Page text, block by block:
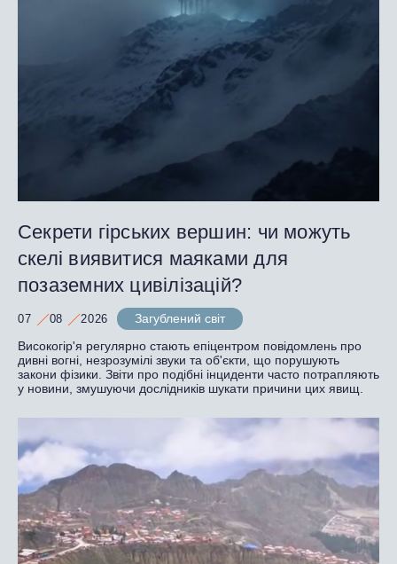
Секрети гірських вершин: чи можуть
скелі виявитися маяками для
позаземних цивілізацій?
07 08 2026
Загублений світ
Високогір'я регулярно стають епіцентром повідомлень про
дивні вогні, незрозумілі звуки та об'єкти, що порушують
закони фізики. Звіти про подібні інциденти часто потрапляють
у новини, змушуючи дослідників шукати причини цих явищ.